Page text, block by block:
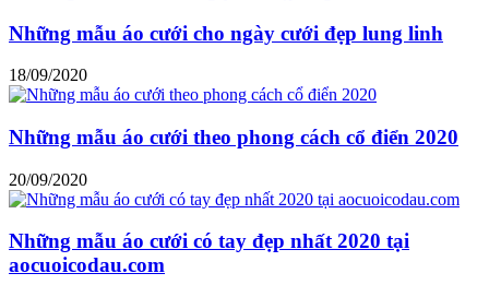
Những mẫu áo cưới cho ngày cưới đẹp lung linh
18/09/2020
Những mẫu áo cưới theo phong cách cổ điển 2020
20/09/2020
Những mẫu áo cưới có tay đẹp nhất 2020 tại
aocuoicodau.com